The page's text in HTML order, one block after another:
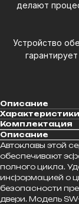
делают
Устройство
Описание
Характеристики
Комплектация
Описание
Автоклавы этой
обеспечивают
полного цикла.
информацией о
безопасности
двери. Модель